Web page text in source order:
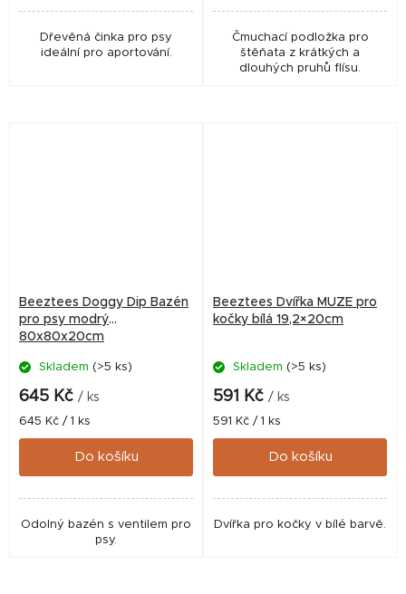
Dřevěná činka pro psy
ideální pro aportování.
Čmuchací podložka pro
štěňata z krátkých a
dlouhých pruhů flísu.
Beeztees Doggy Dip Bazén
pro psy modrý
80x80x20cm
Skladem (>5 ks)
645 Kč / ks
Měrná
645 Kč / 1 ks
Do košíku
Odolný bazén s ventilem pro
psy.
Beeztees Dvířka MUZE pro
kočky bílá 19,2×20cm
Skladem (>5 ks)
591 Kč / ks
Měrná
591 Kč / 1 ks
Do košíku
Dvířka pro kočky v bílé barvě.